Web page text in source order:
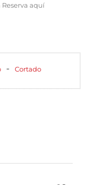
Reserva aquí
- Cortado